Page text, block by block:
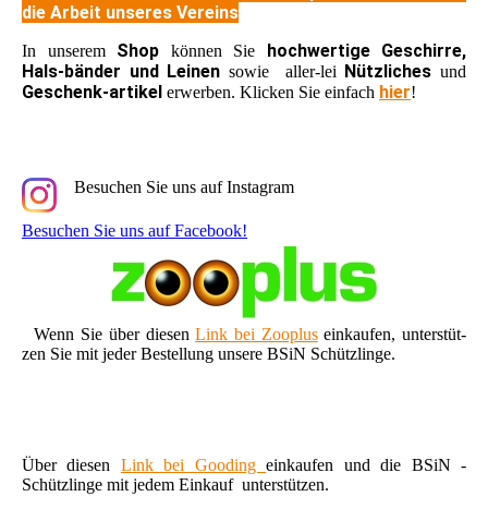
die Arbeit unseres Vereins
In unserem Shop können Sie
hochwertige Geschirre,
Hals-bänder und Leinen sowie aller-lei Nützliches und
Geschenk-artikel erwerben. Klicken Sie einfach hier!
Besuchen Sie uns auf Instagram
Besuchen Sie uns auf Facebook!
Wenn Sie über diesenLink bei Zoopluseinkaufen, unterstüt-
zen Sie mit jeder Bestellung unsere BSiN Schützlinge.
Über diesen Link bei Goodingeinkaufen und die BSiN -
Schützlinge mit jedem Einkauf unterstützen.